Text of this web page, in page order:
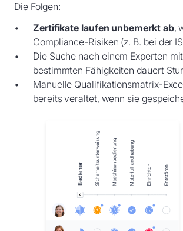
Die Folgen:
Zertifikate laufen unbemerkt ab,
Compliance-Risiken (z. B. bei der
Die Suche nach einem Experten
bestimmten Fähigkeiten dauert
Manuelle Qualifikationsmatrix-
bereits veraltet, wenn sie